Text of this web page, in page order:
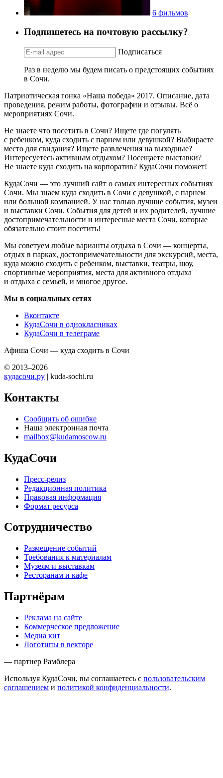
6 фильмов
Подпишетесь на почтовую рассылку?
Подписаться
Раз в неделю мы будем писать о предстоящих событиях
в Сочи.
Патриотическая гонка «Наша победа» 2017. Описание, дата
проведения, режим работы, фотографии и отзывы. Всё о
мероприятиях Сочи.
Не знаете что посетить в Сочи? Ищете где погулять
с ребенком, куда сходить с парнем или девушкой? Выбираете
место для свидания? Ищете развлечения на выходные?
Интересуетесь активным отдыхом? Посещаете выставки?
Не знаете куда сходить на корпоратив? КудаСочи поможет!
КудаСочи — это лучший сайт о самых интересных событиях
Сочи. Мы знаем куда сходить в Сочи с девушкой, с парнем
или большой компанией. У нас только лучшие события, музеи
и выставки Сочи. События для детей и их родителей, лучшие
достопримечательности и интересные места Сочи, которые
обязательно стоит посетить!
Мы советуем любые варианты отдыха в Сочи — концерты,
отдых в парках, достопримечательности для экскурсий, места,
куда можно сходить с ребенком, выставки, театры, шоу,
спортивные мероприятия, места для активного отдыха
и отдыха с семьей, и многое другое.
Мы в социальных сетях
Вконтакте
КудаСочи в однокласниках
КудаСочи в телеграме
Афиша Сочи — куда сходить в Сочи
© 2013–2026
кудасочи.ру | kuda-sochi.ru
Контакты
Сообщить об ошибке
Наша электронная почта
mailbox@kudamoscow.ru
КудаСочи
Пресс-релиз
Редакционная политика
Правовая информация
Формат ресурса
Сотрудничество
Размещение событий
Требования к материалам
Музеям и выставкам
Ресторанам и кафе
Партнёрам
Реклама на сайте
Коммерческое предложение
Медиа кит
Логотипы в векторе
— партнер Рамблера
Используя КудаСочи, вы соглашаетесь с пользовательским
соглашением и политикой конфиденциальности.